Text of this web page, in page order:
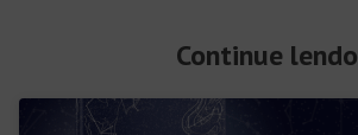
Continue lendo